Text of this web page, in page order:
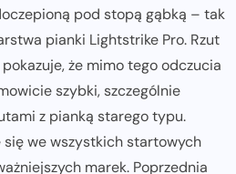
pod stopą gąbką – tak
pianki Lightstrike Pro. Rzut
że mimo tego odczucia
szybki, szczególnie
z pianką starego typu.
się we wszystkich startowych
marek. Poprzednia